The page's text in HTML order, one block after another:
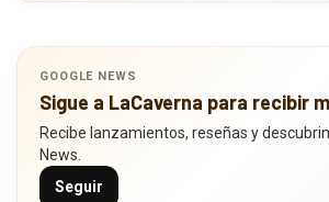
GOOGLE NEWS
Sigue a LaCaverna para recibir
Recibe lanzamientos, reseñas y
News.
Seguir